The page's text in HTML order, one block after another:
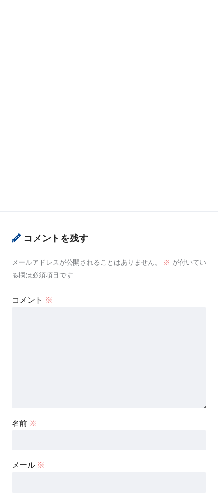
コメントを残す
メールアドレスが公開されることはありません。 ※ が付いてい
る欄は必須項目です
コメント ※
名前 ※
メール ※